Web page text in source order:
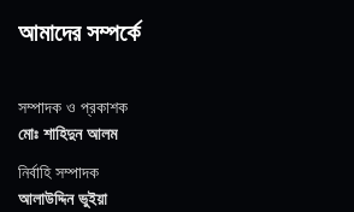
আমাদের সম্পর্কে
সম্পাদক ও প্রকাশক
মোঃ শাহিদুন আলম
নির্বাহি সম্পাদক
আলাউদ্দিন ভুইয়া